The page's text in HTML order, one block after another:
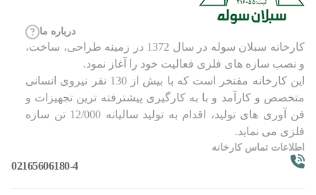
درباره ما
کارخانه سبلان سوله در سال 1372 در زمینه طراحی، ساخت،
و نصب سازه های فلزی فعالیت خود را آغاز نمود.
این کارخانه مفتخر است که با بیش از 130 نفر نیروی انسانی
متخصص و کارآمد و با به کارگیری پیشترفته ترین تجهیزات و
فن آوری های تولید، اقدام به تولید سالیانه 12/000 تن سازه
فلزی می نماید.
اطلاعات تماس کارخانه
02165606180-4